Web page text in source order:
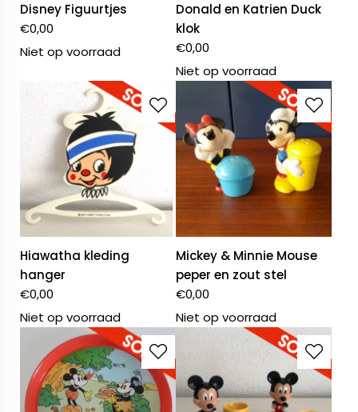
Disney Figuurtjes
€0,00
Niet op voorraad
Donald en Katrien Duck
klok
€0,00
Niet op voorraad
Hiawatha kleding
hanger
€0,00
Niet op voorraad
Mickey & Minnie Mouse
peper en zout stel
€0,00
Niet op voorraad